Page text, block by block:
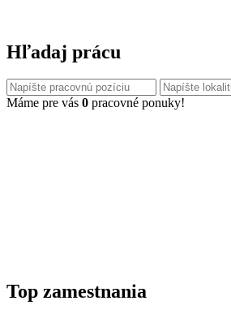
Hľadaj prácu
Máme pre vás 0 pracovné ponuky!
Top zamestnania